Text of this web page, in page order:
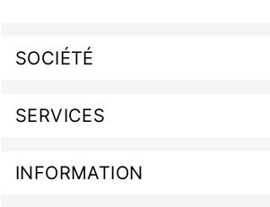
SOCIÉTÉ
SERVICES
INFORMATION